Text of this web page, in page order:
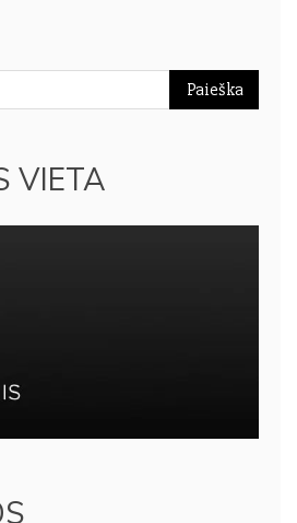
VIETA